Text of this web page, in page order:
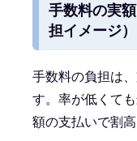
手数料の実
担イメージ）
手数料の負担は
す。率が低くて
額の支払いで割高